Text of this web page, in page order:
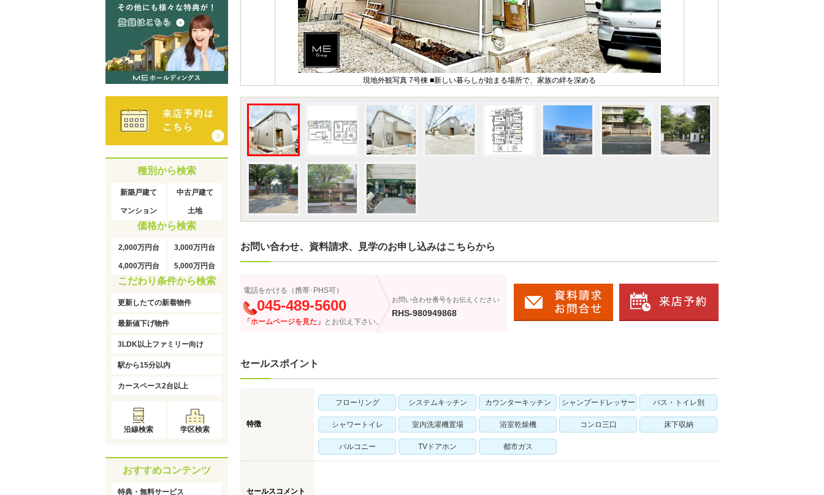
現地外観写真 7号棟 ■新しい暮らしが始まる場所で、家族の絆を深める
お問い合わせ、資料請求、見学のお申し込みはこちらから
電話をかける（携帯･PHS可）
045-489-5600
「ホームページを見た」 とお伝え下さい。
お問い合わせ番号をお伝えください
RHS-980949868
セールスポイント
特徴
フローリング システムキッチン カウンターキッチン シャンプードレッサー バス・トイレ別
シャワートイレ 室内洗濯機置場 浴室乾燥機 コンロ三口 床下収納
バルコニー TVドアホン 都市ガス
セールスコメント
種別から検索
新築戸建て 中古戸建て
マンション 土地
価格から検索
2,000万円台 3,000万円台
4,000万円台 5,000万円台
こだわり条件から検索
更新したての新着物件
最新値下げ物件
3LDK以上ファミリー向け
駅から15分以内
カースペース2台以上
沿線検索 学区検索
おすすめコンテンツ
特典・無料サービス